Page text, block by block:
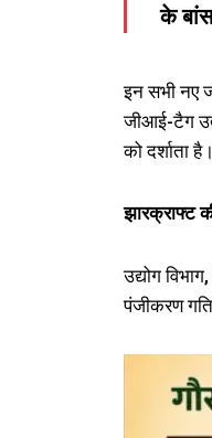
के
इन सभी नए
जीआई-टैग
को दर्शाता है।
झारक्राफ्ट
उद्योग
पंजीकरण